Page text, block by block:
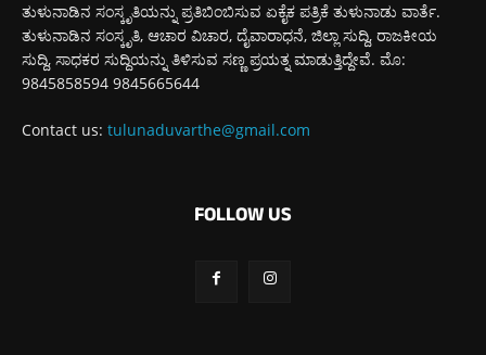
ತುಳುನಾಡಿನ ಸಂಸ್ಕೃತಿಯನ್ನು ಪ್ರತಿಬಿಂಬಿಸುವ ಏಕೈಕ ಪತ್ರಿಕೆ ತುಳುನಾಡು ವಾರ್ತೆ.
ತುಳುನಾಡಿನ ಸಂಸ್ಕೃತಿ, ಆಚಾರ ವಿಚಾರ, ದೈವಾರಾಧನೆ, ಜಿಲ್ಲಾ ಸುದ್ದಿ, ರಾಜಕೀಯ
ಸುದ್ದಿ, ಸಾಧಕರ ಸುದ್ದಿಯನ್ನು ತಿಳಿಸುವ ಸಣ್ಣ ಪ್ರಯತ್ನ ಮಾಡುತ್ತಿದ್ದೇವೆ. ಮೊ:
9845858594 9845665644
Contact us: tulunaduvarthe@gmail.com
FOLLOW US